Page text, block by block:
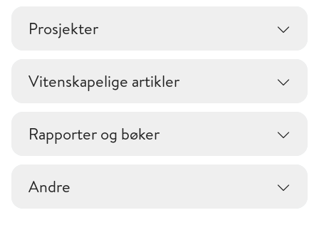
Prosjekter
Vitenskapelige artikler
Rapporter og bøker
Andre